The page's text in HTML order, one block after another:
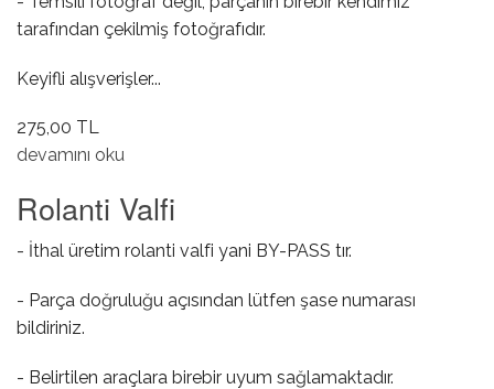
tarafından çekilmiş fotoğrafıdır.
Keyifli alışverişler...
275,00 TL
Yağ Müşürü hakkında
devamını oku
Rolanti Valfi
- İthal üretim rolanti valfi yani BY-PASS tır.
- Parça doğruluğu açısından lütfen şase numarası
bildiriniz.
- Belirtilen araçlara birebir uyum sağlamaktadır.